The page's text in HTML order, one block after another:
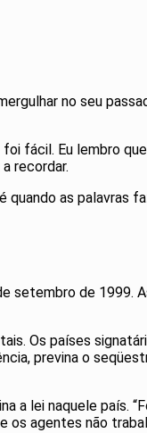
no seu
fácil. Eu lembro
recordar.
quando as palavras
setembro de 1999.
Os países
previna o
a lei naquele país.
os agentes não